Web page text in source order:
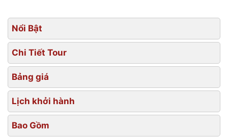
Nổi Bật
Chi Tiết Tour
Bảng giá
Lịch khởi hành
Bao Gồm